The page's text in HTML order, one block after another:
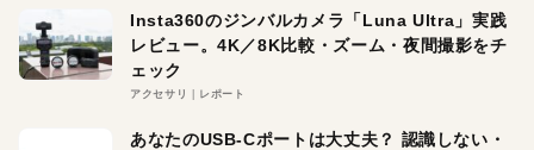
Insta360のジンバルカメラ「Luna Ultra」実践
レビュー。4K／8K比較・ズーム・夜間撮影をチ
ェック
アクセサリ レポート
あなたのUSB-Cポートは大丈夫？ 認識しない・